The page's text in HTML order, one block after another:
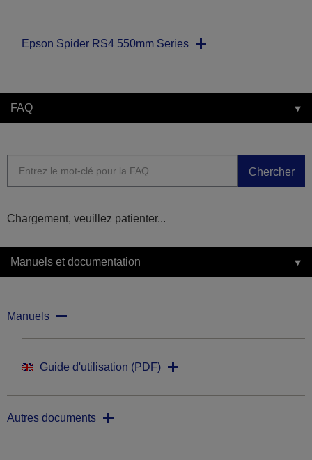
Epson Spider RS4 550mm Series
FAQ
Chercher
Chargement, veuillez patienter...
Manuels et documentation
Manuels
Guide d'utilisation (PDF)
Autres documents